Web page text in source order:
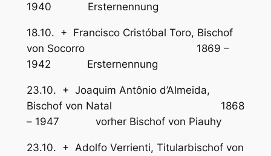
1940 Ersternennung
18.10. + Francisco Cristóbal Toro, Bischof
von Socorro 1869 –
1942 Ersternennung
23.10. + Joaquim Antônio d’Almeida,
Bischof von Natal 1868
– 1947 vorher Bischof von Piauhy
23.10. + Adolfo Verrienti, Titularbischof von